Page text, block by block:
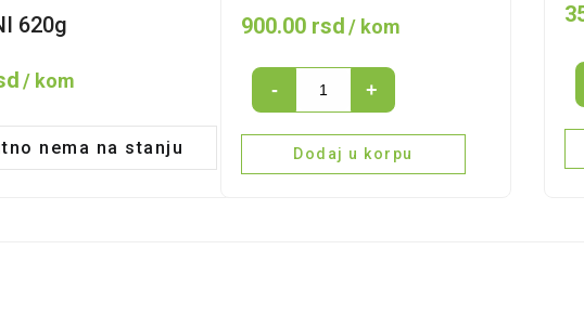
620g
/ kom
nema na stanju
900.00 rsd/ kom
LESKOVAČKI
DOMAĆI
AJVAR
- +
Dodaj u korpu